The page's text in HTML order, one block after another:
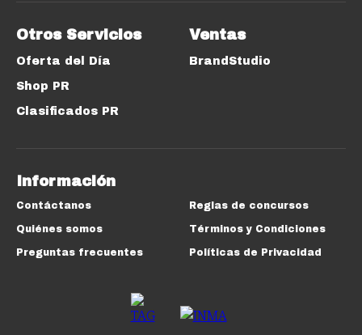
Otros Servicios
Oferta del Día
Shop PR
Clasificados PR
Ventas
BrandStudio
Información
Contáctanos
Quiénes somos
Preguntas frecuentes
Reglas de concursos
Términos y Condiciones
Políticas de Privacidad